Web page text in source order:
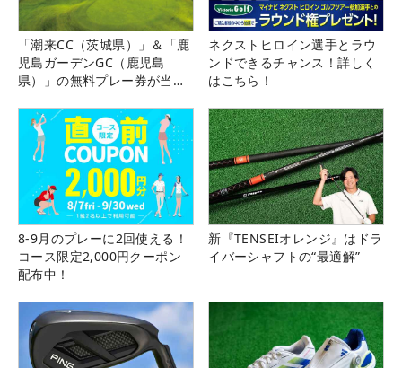
「潮来CC（茨城県）」＆「鹿
児島ガーデンGC（鹿児島
県）」の無料プレー券が当た
ネクストヒロイン選手とラウ
ンドできるチャンス！詳しく
はこちら！
8-9月のプレーに2回使える！
コース限定2,000円クーポン
配布中！
新『TENSEIオレンジ』はドラ
イバーシャフトの“最適解”